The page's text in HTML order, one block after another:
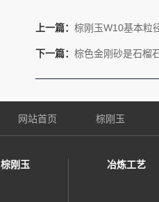
上一篇： 棕刚玉W10基本粒
下一篇： 棕色金刚砂是石榴
网站首页 棕刚玉
棕刚玉 冶炼工艺